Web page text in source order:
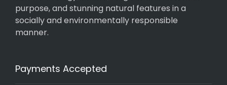
purpose, and stunning natural features in a
socially and environmentally responsible
manner.
Payments Accepted